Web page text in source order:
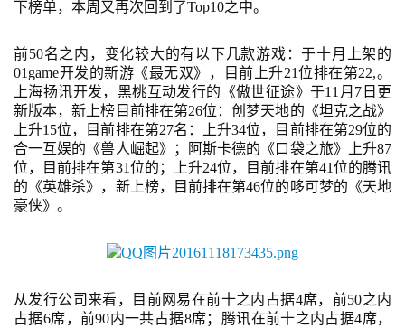
茶
创
游
戏
业
界
戏
下榜单，本周又再次回到了Top10之中。
前50名之内，变化较大的有以下几款游戏：于十月上架的
01game开发的新游《最无双》，目前上升21位排在第22,。
上海扬讯开发，黑桃互动发行的《傲世征途》于11月7日更
新版本，新上榜目前排在第26位：创梦天地的《坦克之战》
上升15位，目前排在第27名：上升34位，目前排在第29位的
合一互娱的《兽人崛起》；
阿斯卡德的 《口袋之旅》上升87
位，目前排在第31位的；上升24位，目前排在第41位的腾讯
的《英雄杀》，新上榜，目前排在第46位的哆可梦的 《天地
豪侠》。
从发行公司来看，目前网易在前十之内占据4席，前50之内
占据6席，前90内一共占据8席；腾讯在前十之内占据4席，